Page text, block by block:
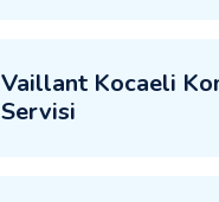
Vaillant Kocaeli
Servisi